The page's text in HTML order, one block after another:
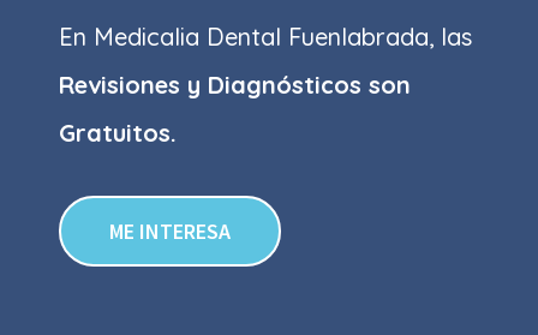
En Medicalia Dental Fuenlabrada, las
Revisiones y Diagnósticos son
Gratuitos.
ME INTERESA